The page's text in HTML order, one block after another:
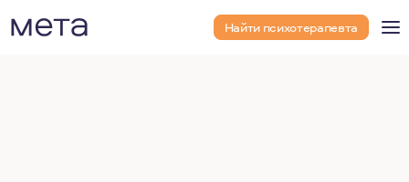
Найти психотерапевта